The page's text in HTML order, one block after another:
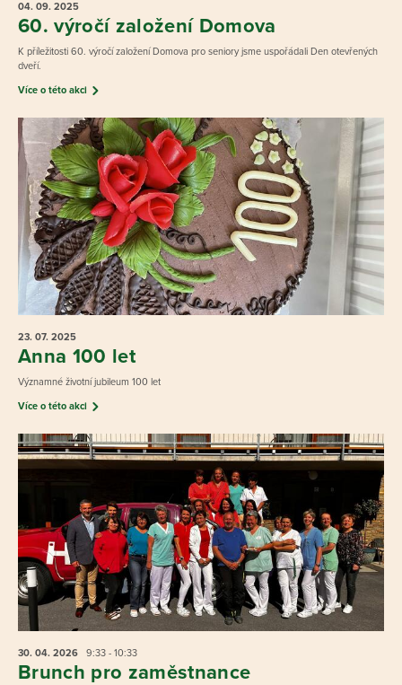
04. 09. 2025
60. výročí založení Domova
K příležitosti 60. výročí založení Domova pro seniory jsme uspořádali Den otevřených
dveří.
Více o této akci
23. 07. 2025
Anna 100 let
Významné životní jubileum 100 let
Více o této akci
30. 04. 2026 9:33 - 10:33
Brunch pro zaměstnance